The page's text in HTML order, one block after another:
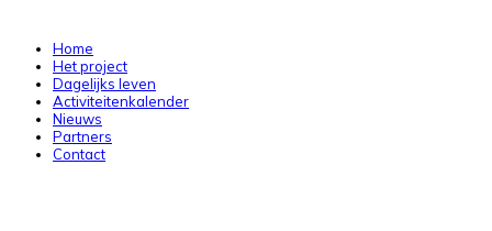
Home
Het project
Dagelijks leven
Activiteitenkalender
Nieuws
Partners
Contact